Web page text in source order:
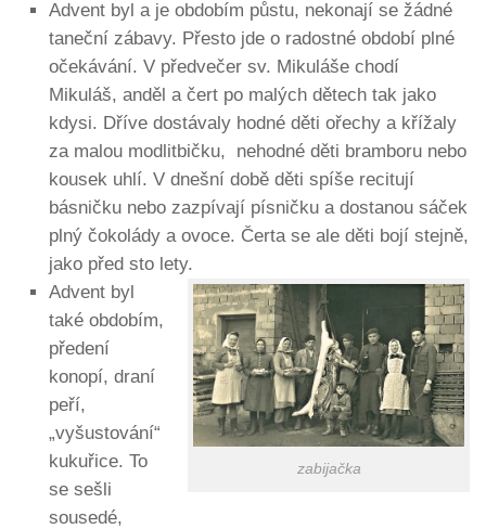
Advent byl a je obdobím půstu, nekonají se žádné
taneční zábavy. Přesto jde o radostné období plné
očekávání. V předvečer sv. Mikuláše chodí
Mikuláš, anděl a čert po malých dětech tak jako
kdysi. Dříve dostávaly hodné děti ořechy a křížaly
za malou modlitbičku, nehodné děti bramboru nebo
kousek uhlí. V dnešní době děti spíše recitují
básničku nebo zazpívají písničku a dostanou sáček
plný čokolády a ovoce. Čerta se ale děti bojí stejně,
jako před sto lety.
zabijačka
Advent byl
také obdobím,
předení
konopí, draní
peří,
„vyšustování“
kukuřice. To
se sešli
sousedé,